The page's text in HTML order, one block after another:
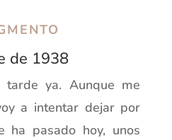
de 1938
tarde ya. Aunque me
a intentar dejar por
ha pasado hoy, unos